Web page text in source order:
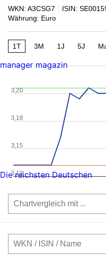
WKN: A3CSG7 ISIN:
Währung: Euro
1T 3M 1J 5J
3,13
3,15
3,18
3,20
manager magazin
Die reichsten Deutschen